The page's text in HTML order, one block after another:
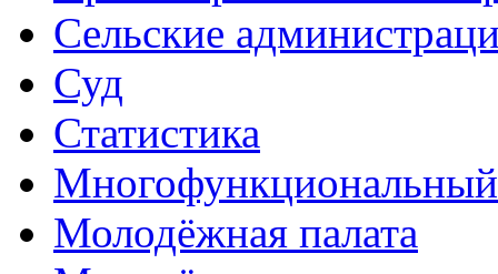
Сельские
Суд
Статистика
Молодёжная палата